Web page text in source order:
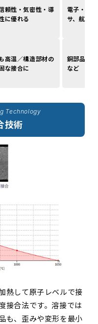
頼性・気密性・導
に優れる
電子・光
サ、航空
高温／構造部材の
な接合に
銅部品、
など
Technology
技術
熱して原子レベルで接
接合法です。溶接では
も、歪みや変形を最小